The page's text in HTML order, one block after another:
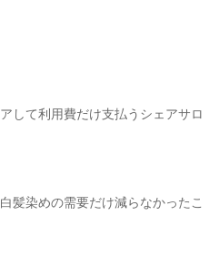
して利用費だけ支払うシェアサロ
髪染めの需要だけ減らなかったこ